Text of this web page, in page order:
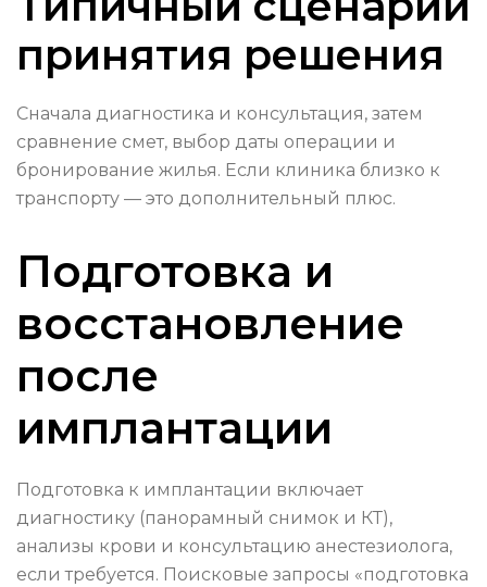
принятия решения
Сначала диагностика и консультация, затем
сравнение смет, выбор даты операции и
бронирование жилья. Если клиника близко к
транспорту — это дополнительный плюс.
Подготовка и
восстановление
после
имплантации
Подготовка к имплантации включает
диагностику (панорамный снимок и КТ),
анализы крови и консультацию анестезиолога,
если требуется. Поисковые запросы «подготовка